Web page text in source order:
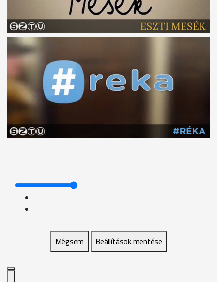
Mégsem Beállítások mentése